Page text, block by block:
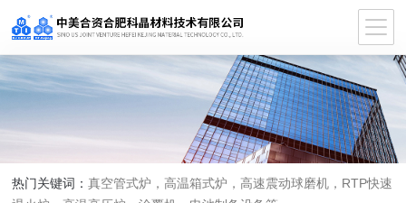
热门关键词：真空管式炉，高温箱式炉，高速震动球磨机，RTP快速